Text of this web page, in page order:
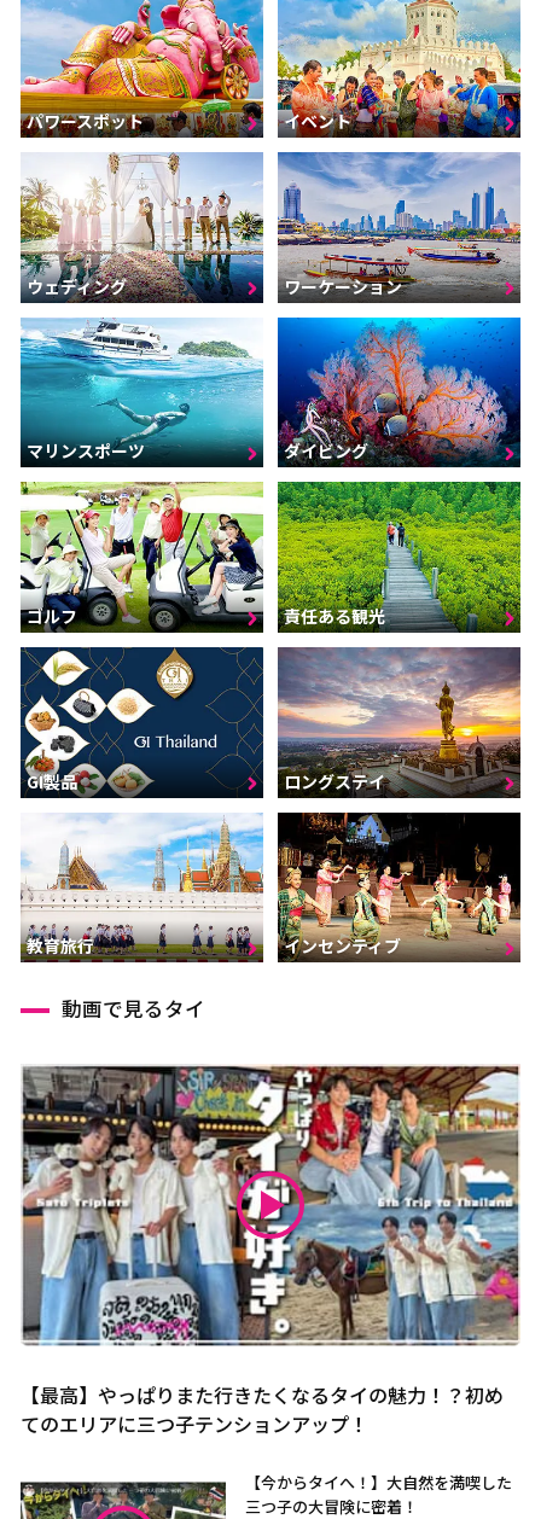
パワースポット イベント
ウェディング ワーケーション
マリンスポーツ ダイビング
ゴルフ 責任ある観光
GI製品 ロングステイ
教育旅行 インセンティブ
動画で見るタイ
【最高】やっぱりまた行きたくなるタイの魅力！？初め
てのエリアに三つ子テンションアップ！
【今からタイへ！】大自然を満喫した
三つ子の大冒険に密着！